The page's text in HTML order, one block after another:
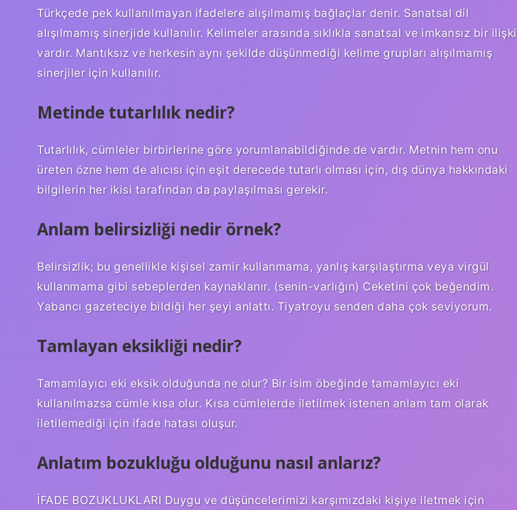
Türkçede pek kullanılmayan ifadelere alışılmamış bağlaçlar denir. Sanatsal dil
alışılmamış sinerjide kullanılır. Kelimeler arasında sıklıkla sanatsal ve imkansız bir ilişki
vardır. Mantıksız ve herkesin aynı şekilde düşünmediği kelime grupları alışılmamış
sinerjiler için kullanılır.
Metinde tutarlılık nedir?
Tutarlılık, cümleler birbirlerine göre yorumlanabildiğinde de vardır. Metnin hem onu ​​
üreten özne hem de alıcısı için eşit derecede tutarlı olması için, dış dünya hakkındaki
bilgilerin her ikisi tarafından da paylaşılması gerekir.
Anlam belirsizliği nedir örnek?
Belirsizlik; bu genellikle kişisel zamir kullanmama, yanlış karşılaştırma veya virgül
kullanmama gibi sebeplerden kaynaklanır. (senin-varlığın) Ceketini çok beğendim.
Yabancı gazeteciye bildiği her şeyi anlattı. Tiyatroyu senden daha çok seviyorum.
Tamlayan eksikliği nedir?
Tamamlayıcı eki eksik olduğunda ne olur? Bir isim öbeğinde tamamlayıcı eki
kullanılmazsa cümle kısa olur. Kısa cümlelerde iletilmek istenen anlam tam olarak
iletilemediği için ifade hatası oluşur.
Anlatım bozukluğu olduğunu nasıl anlarız?
İFADE BOZUKLUKLARI Duygu ve düşüncelerimizi karşımızdaki kişiye iletmek için